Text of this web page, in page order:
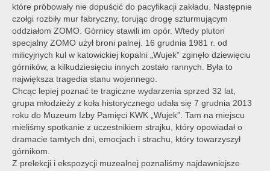
Zajęcia
Kontakt
BIP
które próbowały nie dopuścić do pacyfikacji zakładu. Następnie
czołgi rozbiły mur fabryczny, torując drogę szturmującym
oddziałom ZOMO. Górnicy stawili im opór. Wtedy pluton
specjalny ZOMO użył broni palnej. 16 grudnia 1981 r. od
milicyjnych kul w katowickiej kopalni „Wujek” zginęło dziewięciu
górników, a kilkudziesięciu innych zostało rannych. Była to
największa tragedia stanu wojennego.
Chcąc lepiej poznać te tragiczne wydarzenia sprzed 32 lat,
grupa młodzieży z koła historycznego udała się 7 grudnia 2013
roku do Muzeum Izby Pamięci KWK „Wujek”. Tam na miejscu
mieliśmy spotkanie z uczestnikiem strajku, który opowiadał o
dramacie tamtych dni, emocjach i strachu, który towarzyszył
górnikom.
Z prelekcji i ekspozycji muzealnej poznaliśmy najdawniejsze